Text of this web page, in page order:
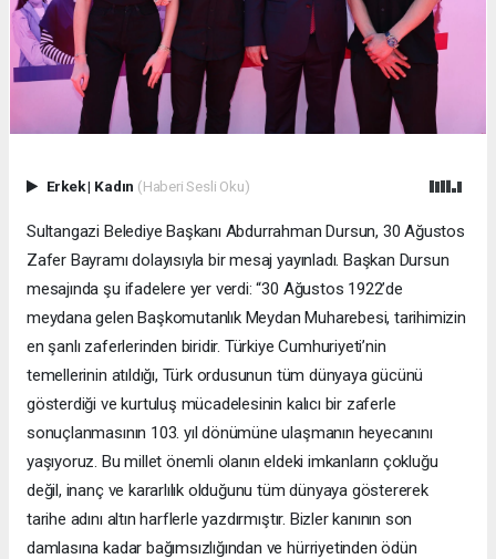
Erkek| Kadın (Haberi Sesli Oku)
Sultangazi Belediye Başkanı Abdurrahman Dursun, 30 Ağustos
Zafer Bayramı dolayısıyla bir mesaj yayınladı. Başkan Dursun
mesajında şu ifadelere yer verdi: “30 Ağustos 1922’de
meydana gelen Başkomutanlık Meydan Muharebesi, tarihimizin
en şanlı zaferlerinden biridir. Türkiye Cumhuriyeti’nin
temellerinin atıldığı, Türk ordusunun tüm dünyaya gücünü
gösterdiği ve kurtuluş mücadelesinin kalıcı bir zaferle
sonuçlanmasının 103. yıl dönümüne ulaşmanın heyecanını
yaşıyoruz. Bu millet önemli olanın eldeki imkanların çokluğu
değil, inanç ve kararlılık olduğunu tüm dünyaya göstererek
tarihe adını altın harflerle yazdırmıştır. Bizler kanının son
damlasına kadar bağımsızlığından ve hürriyetinden ödün